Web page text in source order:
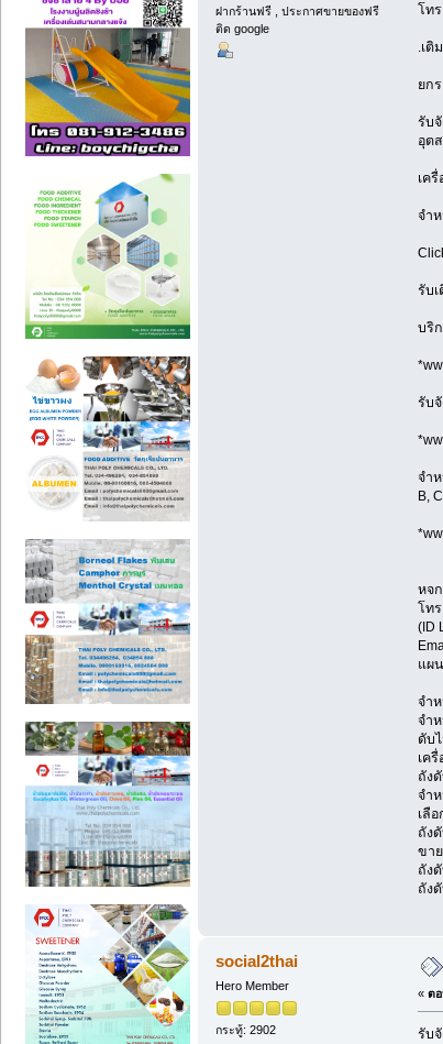
ฝากร้านฟรี , ประกาศขายของฟรี
ติด google
โท
.เติ
ยก
รับ
อุต
เค
จำ
รับ
บริ
รับ
จำ
B,
หจ
โท
(ID
แผ
จำ
จำ
ดับ
เค
ถัง
จำ
เลื
ถัง
ขา
ถัง
ถัง
social2thai
Hero Member
กระทู้: 2902
« ต
รับ